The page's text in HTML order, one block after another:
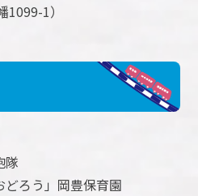
1099-1）
隊
ろう」岡豊保育園